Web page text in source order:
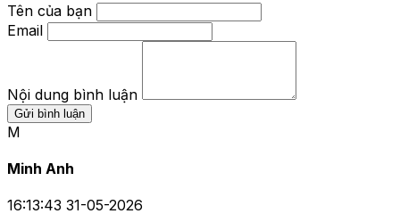
Tên của bạn
Email
Nội dung bình luận
Gửi bình luận
M
Minh Anh
16:13:43 31-05-2026